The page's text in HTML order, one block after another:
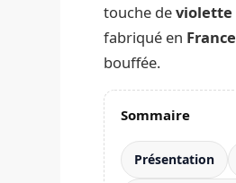
touche deviolette
fabriqué en France
bouffée.
Sommaire
Présentation